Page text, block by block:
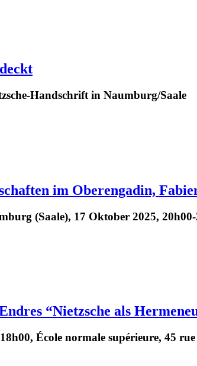
Handschrift in Naumburg/Saale
im Oberengadin,
(Saale), 17 Oktober 2025,
“Nietzsche als
École normale supérieure, 45